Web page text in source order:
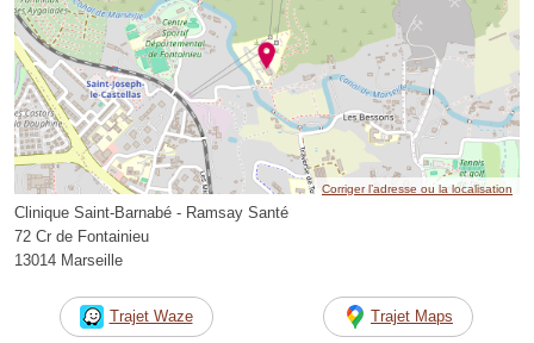
Corriger l’adresse ou la localisation
Clinique Saint-Barnabé - Ramsay Santé
72 Cr de Fontainieu
13014 Marseille
Trajet Waze Trajet Maps